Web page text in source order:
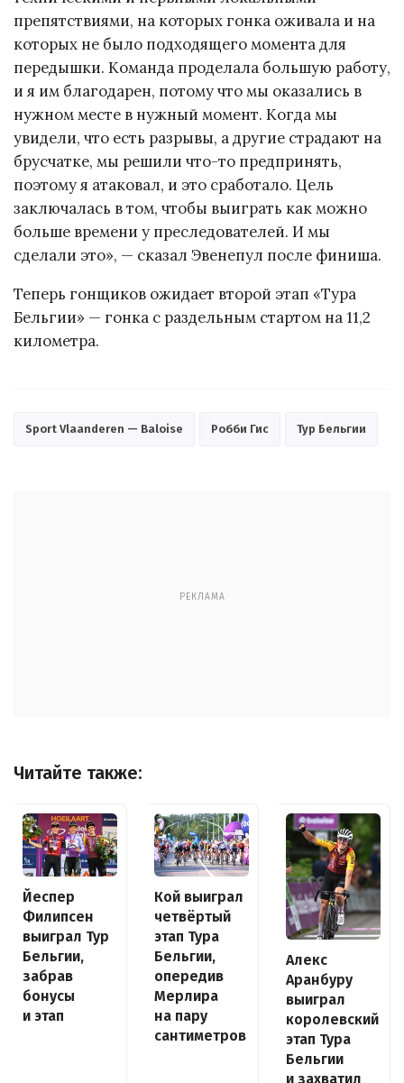
препятствиями, на которых гонка оживала и на
которых не было подходящего момента для
передышки. Команда проделала большую работу,
и я им благодарен, потому что мы оказались в
нужном месте в нужный момент. Когда мы
увидели, что есть разрывы, а другие страдают на
брусчатке, мы решили что-то предпринять,
поэтому я атаковал, и это сработало. Цель
заключалась в том, чтобы выиграть как можно
больше времени у преследователей. И мы
сделали это», — сказал Эвенепул после финиша.
Теперь гонщиков ожидает второй этап «Тура
Бельгии» — гонка с раздельным стартом на 11,2
километра.
Sport Vlaanderen — Baloise Робби Гис Тур Бельгии
РЕКЛАМА
Читайте также:
Йеспер
Филипсен
выиграл Тур
Бельгии,
забрав
бонусы
и этап
Кой выиграл
четвёртый
этап Тура
Бельгии,
опередив
Мерлира
на пару
сантиметров
Алекс
Аранбуру
выиграл
королевский
этап Тура
Бельгии
и захватил